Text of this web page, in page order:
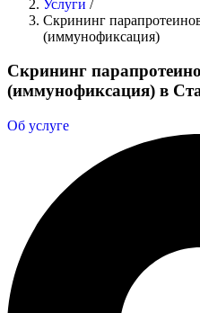
Услуги /
Скрининг
(иммунофиксация)
Скрининг
(иммунофиксация) в
Об услуге